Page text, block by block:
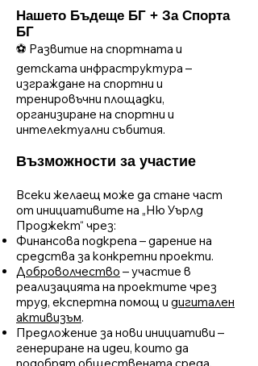
Нашето Бъдеще БГ + За Спорта
БГ
⚽ Развитие на спортната и
детската инфраструктура –
изграждане на спортни и
тренировъчни площадки,
организиране на спортни и
интелектуални събития.
Възможности за участие
Всеки желаещ може да стане част
от инициативите на „Ню Уърлд
Проджект“ чрез:
Финансова подкрепа – дарение на
средства за конкретни проекти.
Доброволчество – участие в
реализацията на проектите чрез
труд, експертна помощ и дигитален
активизъм.
Предложение за нови инициативи –
генериране на идеи, които да